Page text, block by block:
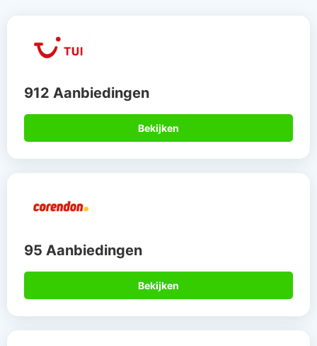
912 Aanbiedingen
Bekijken
95 Aanbiedingen
Bekijken